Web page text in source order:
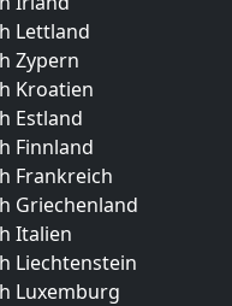
Lettland
Zypern
Kroatien
Estland
Finnland
Frankreich
Griechenland
Italien
Liechtenstein
Luxemburg